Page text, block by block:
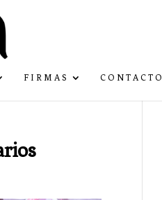
FIRMAS CONTACTO